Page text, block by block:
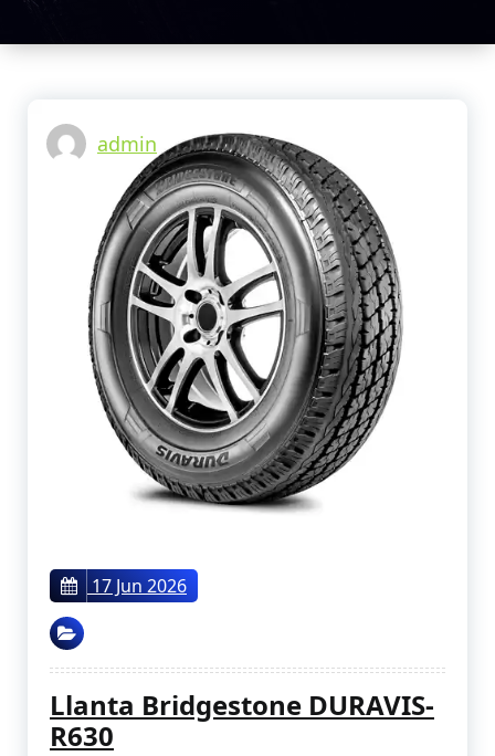
Llantero
Para Camión
admin
17 Jun 2026
Llanta Bridgestone DURAVIS-
R630